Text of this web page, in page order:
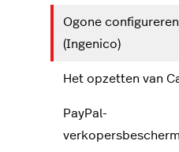
Ogone configureren
(Ingenico)
Het opzetten van
PayPal-